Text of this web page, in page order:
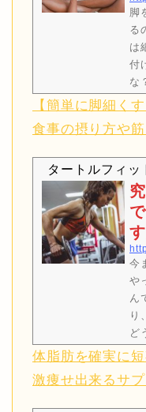
は
脚
る
は
付
な
届
の
今
と
を
【簡単に脚細く
食事の摂り方や
タートルフィッ
今
や
ん
り
ど
る
ッ
体脂肪を確実に
激痩せ出来るサ